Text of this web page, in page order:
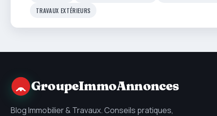
TRAVAUX EXTÉRIEURS
GroupeImmoAnnonces
Blog Immobilier & Travaux. Conseils pratiques,